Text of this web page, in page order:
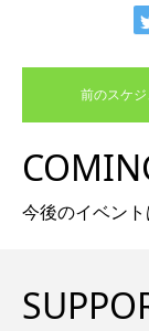
前のスケ
今後のイベント